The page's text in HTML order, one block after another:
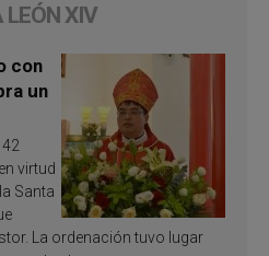
LEÓN XIV
con
un
virtud
Santa
La ordenación tuvo lugar